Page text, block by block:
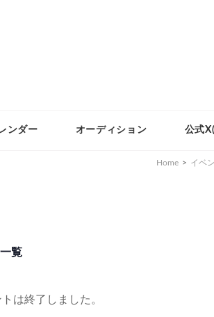
ンダー オーディション 公式
Home > イベ
覧
は終了しました。